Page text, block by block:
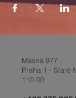
Masná 977
Praha 1 - Staré
110 00